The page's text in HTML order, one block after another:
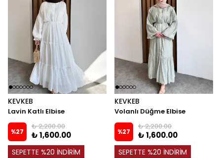
KEVKEB
Lavin Katlı Elbise
%27
₺ 2,200.00
₺ 1,600.00
SEPETTE %20 İNDİRİM
KEVKEB
Volanlı Düğme Elbise
%27
₺ 2,200.00
₺ 1,600.00
SEPETTE %20 İNDİRİM